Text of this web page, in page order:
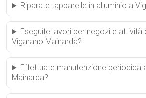
Riparate tapparelle in alluminio a
Eseguite lavori per negozi e attività
Vigarano Mainarda?
Effettuate manutenzione periodica
Mainarda?